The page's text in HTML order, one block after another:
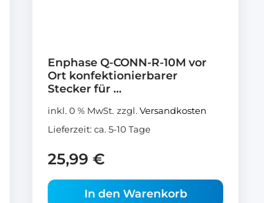
Enphase Q-CONN-R-10M vor
Ort konfektionierbarer
Stecker für ...
inkl. 0 % MwSt. zzgl. Versandkosten
Lieferzeit: ca. 5-10 Tage
25,99 €
In den Warenkorb